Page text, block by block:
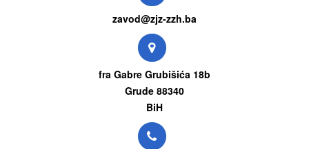
zavod@zjz-zzh.ba
fra Gabre Grubišića 18b
Grude 88340
BiH